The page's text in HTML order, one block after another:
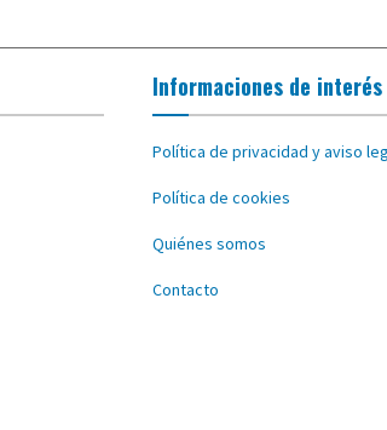
Informaciones de interés
Política de privacidad y aviso
Política de cookies
Quiénes somos
Contacto